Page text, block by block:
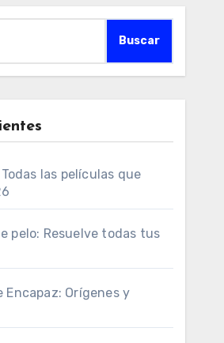
las películas que
pelo: Resuelve todas tus
Encapaz: Orígenes y